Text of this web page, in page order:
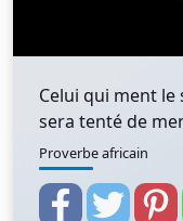
Celui qui ment
sera tenté de
Proverbe africain